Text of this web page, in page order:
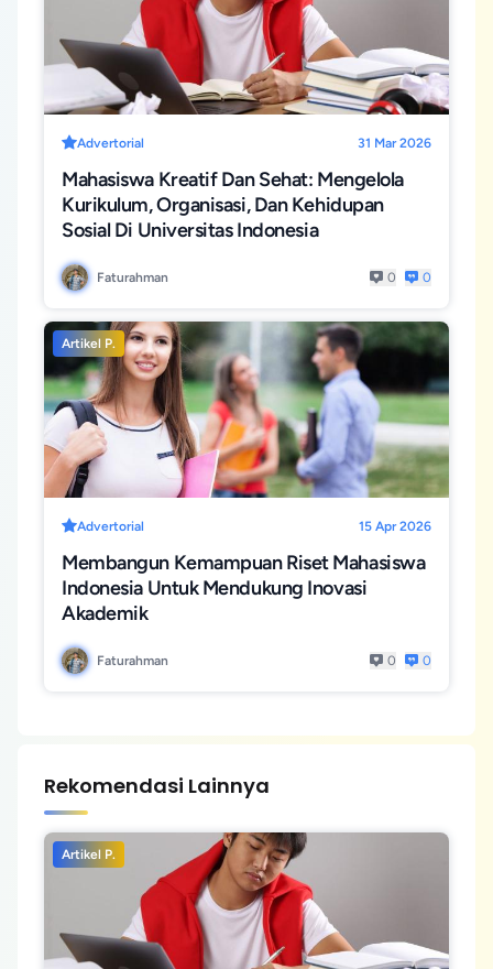
Advertorial 31 Mar 2026
Mahasiswa Kreatif Dan Sehat: Mengelola
Kurikulum, Organisasi, Dan Kehidupan
Sosial Di Universitas Indonesia
Faturahman 0 0
Artikel P.
Advertorial 15 Apr 2026
Membangun Kemampuan Riset Mahasiswa
Indonesia Untuk Mendukung Inovasi
Akademik
Faturahman 0 0
Rekomendasi Lainnya
Artikel P.